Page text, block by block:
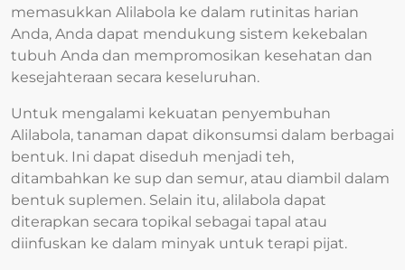
memasukkan Alilabola ke dalam rutinitas harian
Anda, Anda dapat mendukung sistem kekebalan
tubuh Anda dan mempromosikan kesehatan dan
kesejahteraan secara keseluruhan.
Untuk mengalami kekuatan penyembuhan
Alilabola, tanaman dapat dikonsumsi dalam berbagai
bentuk. Ini dapat diseduh menjadi teh,
ditambahkan ke sup dan semur, atau diambil dalam
bentuk suplemen. Selain itu, alilabola dapat
diterapkan secara topikal sebagai tapal atau
diinfuskan ke dalam minyak untuk terapi pijat.